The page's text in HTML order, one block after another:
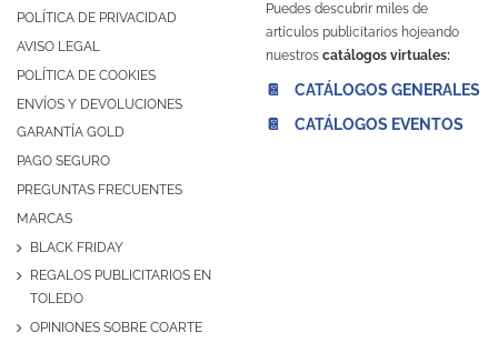
POLÍTICA DE PRIVACIDAD
AVISO LEGAL
POLÍTICA DE COOKIES
ENVÍOS Y DEVOLUCIONES
GARANTÍA GOLD
PAGO SEGURO
PREGUNTAS FRECUENTES
MARCAS
BLACK FRIDAY
REGALOS PUBLICITARIOS EN
TOLEDO
OPINIONES SOBRE COARTE
Puedes descubrir miles de
artículos publicitarios hojeando
nuestros catálogos virtuales:
📔 CATÁLOGOS GENERALES
📔 CATÁLOGOS EVENTOS